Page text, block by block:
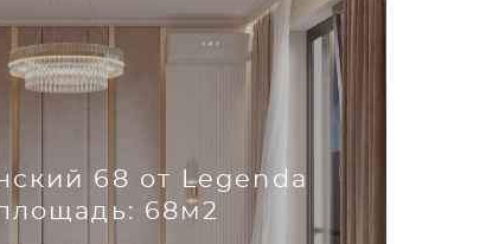
68 от Legenda
68м2